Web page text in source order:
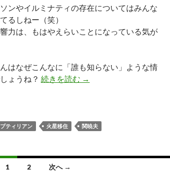
ンやイルミナティの存在についてはみんな
るしねー（笑）
力は、もはやえらいことになっている気が
はなぜこんなに「誰も知らない」ような情
ょうね？ 続きを読む 関暁夫の正体はレプ…？！
→
ティリアン 火星移住 関暁夫
1 2 次へ →